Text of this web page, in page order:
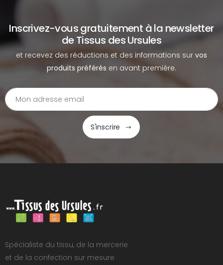
Inscrivez-vous gratuitement à la newsletter
de Tissus des Ursules
et recevez des réductions et des informations sur vos
produits préférés en avant première.
S'inscrire
Spécialiste du tissu, de la mercerie
et de la confection sur mesure